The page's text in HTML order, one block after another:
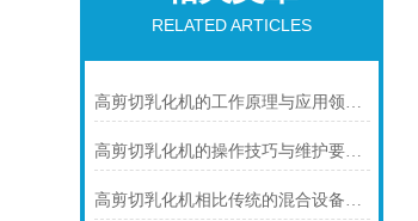
RELATED ARTICLES
高剪切乳化机的工作原理与应用领域解析
高剪切乳化机的操作技巧与维护要点说明
高剪切乳化机相比传统的混合设备具有多个优势